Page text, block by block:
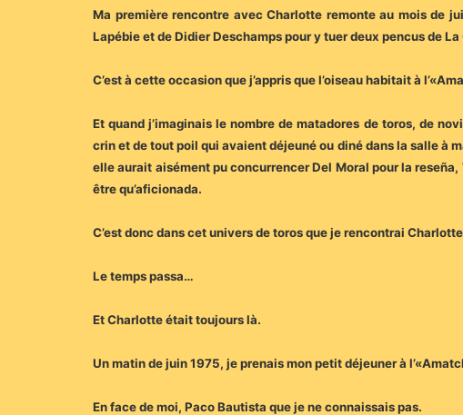
Ma première rencontre avec Charlotte remonte au mois de
Lapébie et de Didier Deschamps pour y tuer deux pencus de
C’est à cette occasion que j’appris que l’oiseau habitait à
Et quand j’imaginais le nombre de matadores de toros, de
crin et de tout poil qui avaient déjeuné ou diné dans la salle à
elle aurait aisément pu concurrencer Del Moral pour la
être qu’aficionada.
C’est donc dans cet univers de toros que je rencontrai
Le temps passa…
Et Charlotte était toujours là.
Un matin de juin 1975, je prenais mon petit déjeuner à
En face de moi, Paco Bautista que je ne connaissais pas.